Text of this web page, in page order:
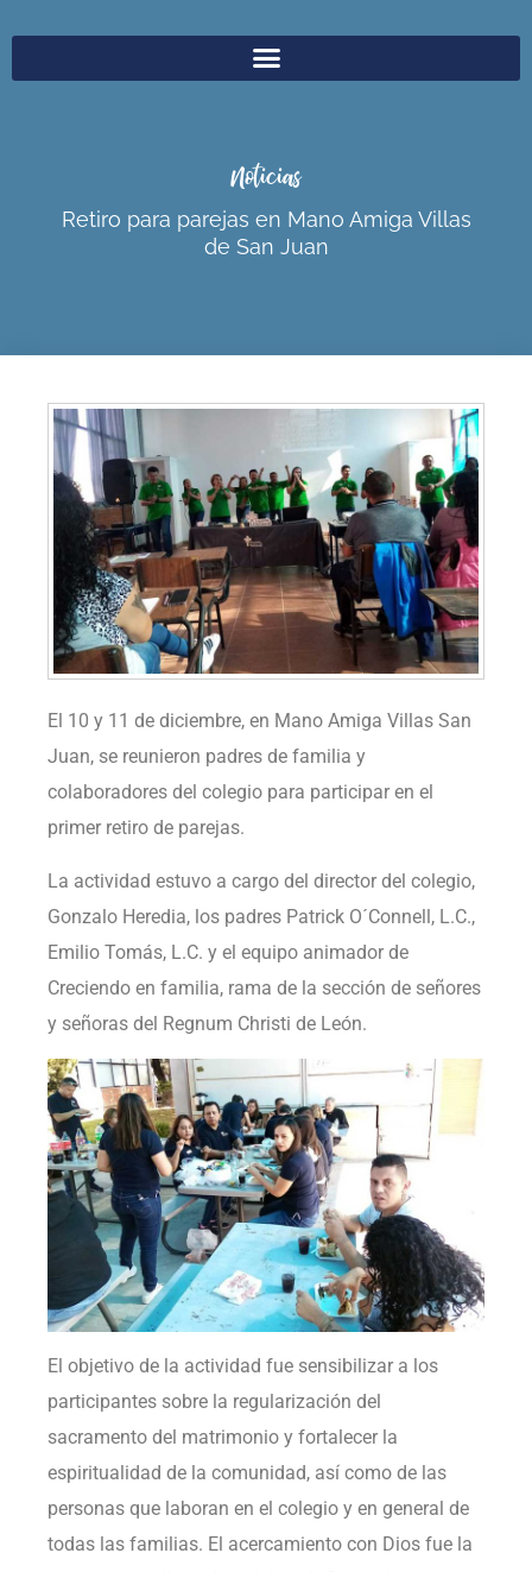
Noticias
Retiro para parejas en Mano Amiga Villas
de San Juan
El 10 y 11 de diciembre, en Mano Amiga Villas San
Juan, se reunieron padres de familia y
colaboradores del colegio para participar en el
primer retiro de parejas.
La actividad estuvo a cargo del director del colegio,
Gonzalo Heredia, los padres Patrick O´Connell, L.C.,
Emilio Tomás, L.C. y el equipo animador de
Creciendo en familia, rama de la sección de señores
y señoras del Regnum Christi de León.
El objetivo de la actividad fue sensibilizar a los
participantes sobre la regularización del
sacramento del matrimonio y fortalecer la
espiritualidad de la comunidad, así como de las
personas que laboran en el colegio y en general de
todas las familias. El acercamiento con Dios fue la